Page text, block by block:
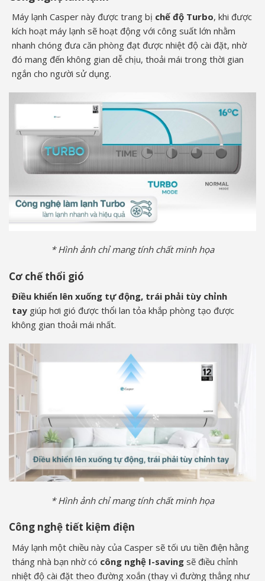
Máy lạnh Casper này được trang bị chế độ Turbo, khi được
kích hoạt máy lạnh sẽ hoạt động với công suất lớn nhằm
nhanh chóng đưa căn phòng đạt được nhiệt độ cài đặt, nhờ
đó mang đến không gian dễ chịu, thoải mái trong thời gian
ngắn cho người sử dụng.
* Hình ảnh chỉ mang tính chất minh họa
Cơ chế thổi gió
Điều khiển lên xuống tự động, trái phải tùy chỉnh
tay giúp hơi gió được thổi lan tỏa khắp phòng tạo được
không gian thoải mái nhất.
* Hình ảnh chỉ mang tính chất minh họa
Công nghệ tiết kiệm điện
Máy lạnh một chiều này của Casper sẽ tối ưu tiền điện hằng
tháng nhà bạn nhờ có công nghệ I-saving sẽ điều chỉnh
nhiệt độ cài đặt theo đường xoắn (thay vì đường thẳng như